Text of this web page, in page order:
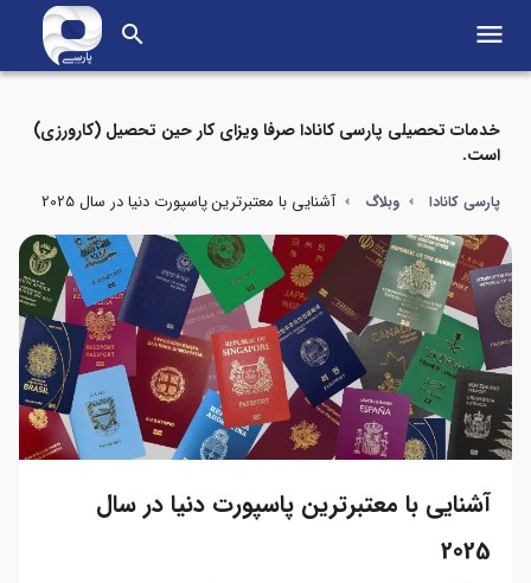
search menu
خدمات تحصیلی پارسی کانادا صرفا ویزای کار حین تحصیل (کارورزی)
است.
پارسی کانادا وبلاگ آشنایی با معتبرترین پاسپورت دنیا در سال 2025
آشنایی با معتبرترین پاسپورت دنیا در سال
2025